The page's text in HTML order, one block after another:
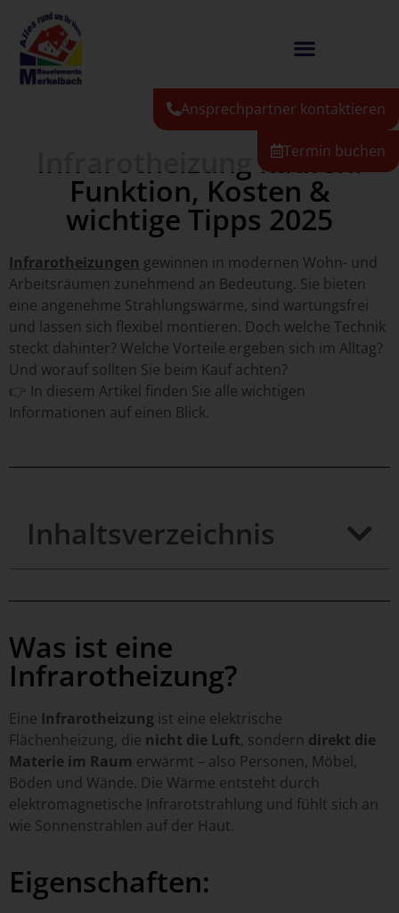
Ansprechpartner kontaktieren
Termin buchen
Infrarotheizung kaufen:
Funktion, Kosten &
wichtige Tipps 2025
Infrarotheizungen gewinnen in modernen Wohn- und
Arbeitsräumen zunehmend an Bedeutung. Sie bieten
eine angenehme Strahlungswärme, sind wartungsfrei
und lassen sich flexibel montieren. Doch welche Technik
steckt dahinter? Welche Vorteile ergeben sich im Alltag?
Und worauf sollten Sie beim Kauf achten?
👉 In diesem Artikel finden Sie alle wichtigen
Informationen auf einen Blick.
Inhaltsverzeichnis
Was ist eine
Infrarotheizung?
Eine Infrarotheizung ist eine elektrische
Flächenheizung, die nicht die Luft, sondern direkt die
Materie im Raum erwärmt – also Personen, Möbel,
Böden und Wände. Die Wärme entsteht durch
elektromagnetische Infrarotstrahlung und fühlt sich an
wie Sonnenstrahlen auf der Haut.
Eigenschaften: